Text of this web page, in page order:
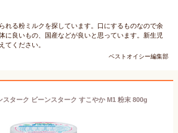
れる粉ミルクを探しています。口にするものなので余
に良いもの、国産などが良いと思っています。新生児
てください。
ベストオイシー編集部
スターク ビーンスターク すこやか M1 粉末 800g